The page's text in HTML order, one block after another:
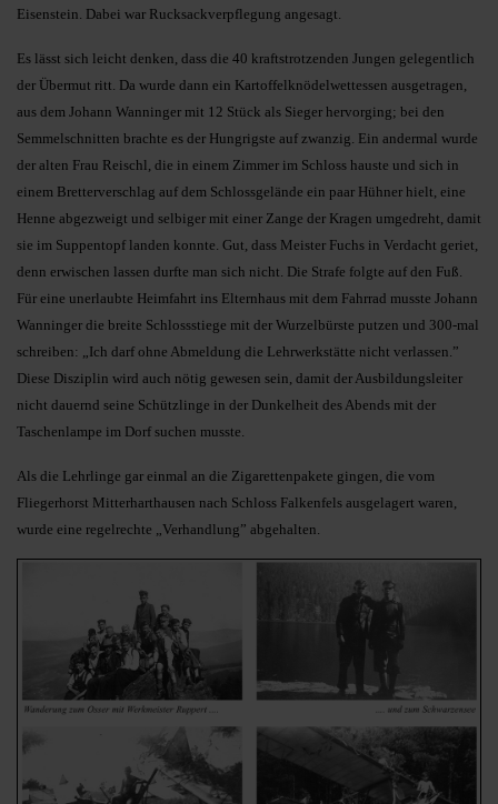
Eisenstein. Dabei war Rucksackverpflegung angesagt.
Es lässt sich leicht denken, dass die 40 kraftstrotzenden Jungen gelegentlich
der Übermut ritt. Da wurde dann ein Kartoffelknödelwettessen ausgetragen,
aus dem Johann Wanninger mit 12 Stück als Sieger hervorging; bei den
Semmelschnitten brachte es der Hungrigste auf zwanzig. Ein andermal wurde
der alten Frau Reischl, die in einem Zimmer im Schloss hauste und sich in
einem Bretterverschlag auf dem Schlossgelände ein paar Hühner hielt, eine
Henne abgezweigt und selbiger mit einer Zange der Kragen umgedreht, damit
sie im Suppentopf landen konnte. Gut, dass Meister Fuchs in Verdacht geriet,
denn erwischen lassen durfte man sich nicht. Die Strafe folgte auf den Fuß.
Für eine unerlaubte Heimfahrt ins Elternhaus mit dem Fahrrad musste Johann
Wanninger die breite Schlossstiege mit der Wurzelbürste putzen und 300-mal
schreiben: „Ich darf ohne Abmeldung die Lehrwerkstätte nicht verlassen.”
Diese Disziplin wird auch nötig gewesen sein, damit der Ausbildungsleiter
nicht dauernd seine Schützlinge in der Dunkelheit des Abends mit der
Taschenlampe im Dorf suchen musste.
Als die Lehrlinge gar einmal an die Zigarettenpakete gingen, die vom
Fliegerhorst Mitterharthausen nach Schloss Falkenfels ausgelagert waren,
wurde eine regelrechte „Verhandlung” abgehalten.